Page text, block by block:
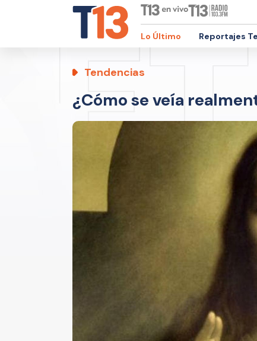
Lo Último Reportajes
Tendencias
¿Cómo se veía